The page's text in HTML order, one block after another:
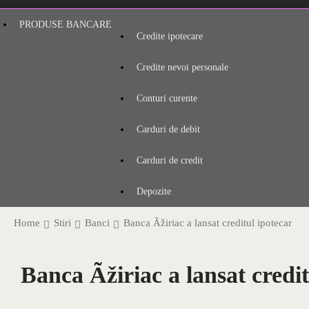
PRODUSE BANCARE
Credite ipotecare
Credite nevoi personale
Conturi curente
Carduri de debit
Carduri de credit
Depozite
Home Stiri Banci Banca Ãžiriac a lansat creditul ipotecar
Banca Ãžiriac a lansat